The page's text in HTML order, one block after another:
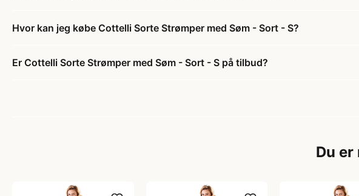
Hvor kan jeg købe Cottelli Sorte Strømper med Søm - Sort - S?
Er Cottelli Sorte Strømper med Søm - Sort - S på tilbud?
Du er